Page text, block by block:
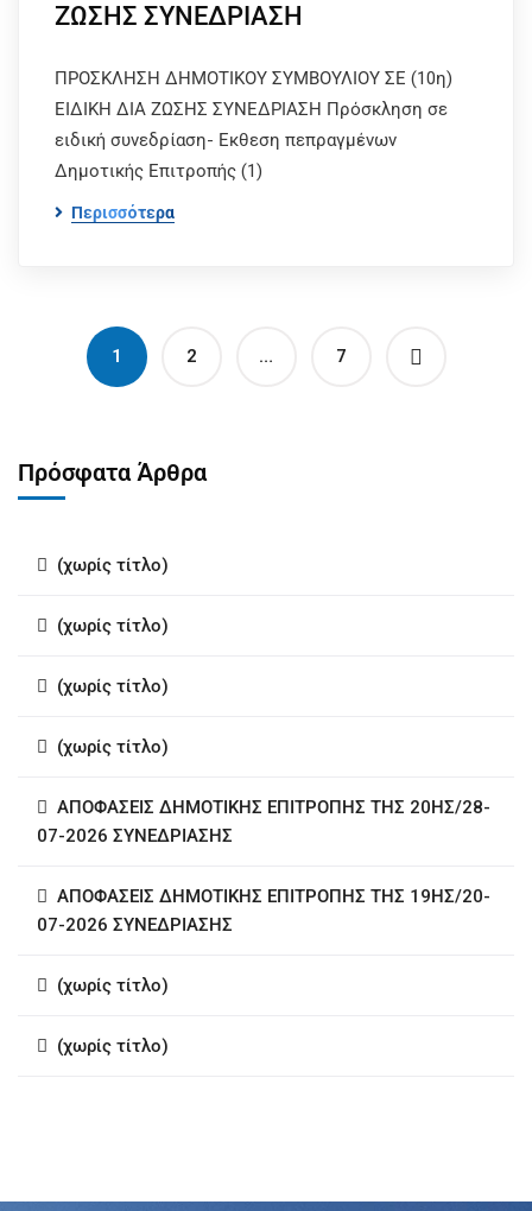
ΖΩΣΗΣ ΣΥΝΕΔΡΙΑΣΗ
ΠΡΟΣΚΛΗΣΗ ΔΗΜΟΤΙΚΟΥ ΣΥΜΒΟΥΛΙΟΥ ΣΕ (10η)
ΕΙΔΙΚΗ ΔΙΑ ΖΩΣΗΣ ΣΥΝΕΔΡΙΑΣΗ Πρόσκληση σε
ειδική συνεδρίαση- Εκθεση πεπραγμένων
Δημοτικής Επιτροπής (1)
Περισσότερα
1 2 … 7
Πρόσφατα Άρθρα
(χωρίς τίτλο)
(χωρίς τίτλο)
(χωρίς τίτλο)
(χωρίς τίτλο)
ΑΠΟΦΑΣΕΙΣ ΔΗΜΟΤΙΚΗΣ ΕΠΙΤΡΟΠΗΣ ΤΗΣ 20ΗΣ/28-
07-2026 ΣΥΝΕΔΡΙΑΣΗΣ
ΑΠΟΦΑΣΕΙΣ ΔΗΜΟΤΙΚΗΣ ΕΠΙΤΡΟΠΗΣ ΤΗΣ 19ΗΣ/20-
07-2026 ΣΥΝΕΔΡΙΑΣΗΣ
(χωρίς τίτλο)
(χωρίς τίτλο)